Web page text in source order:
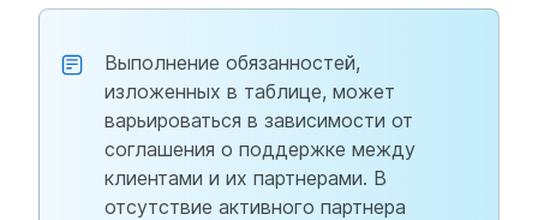
Выполнение обязанностей,
изложенных в таблице, может
варьироваться в зависимости от
соглашения о поддержке между
клиентами и их партнерами. В
отсутствие активного партнера